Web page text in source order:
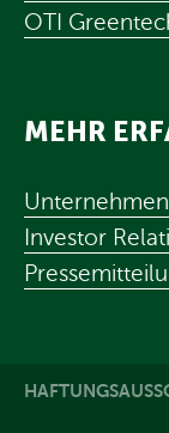
OTI
MEHR
Unternehmen
Investor